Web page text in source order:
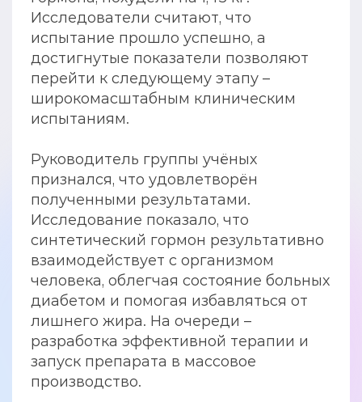
Исследователи считают, что
испытание прошло успешно, а
достигнутые показатели позволяют
перейти к следующему этапу –
широкомасштабным клиническим
испытаниям.
Руководитель группы учёных
признался, что удовлетворён
полученными результатами.
Исследование показало, что
синтетический гормон результативно
взаимодействует с организмом
человека, облегчая состояние больных
диабетом и помогая избавляться от
лишнего жира. На очереди –
разработка эффективной терапии и
запуск препарата в массовое
производство.